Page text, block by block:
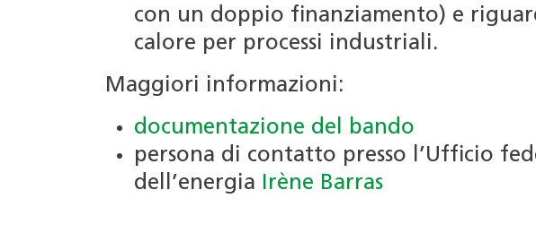
con un doppio finanziamento) e
calore per processi industriali.
Maggiori informazioni:
documentazione del bando
persona di contatto presso l’Ufficio
dell’energia
Irène Barras